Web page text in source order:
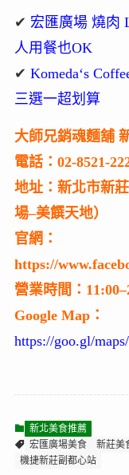
✔ 宏匯廣場 燒肉
人用餐也OK
✔ Komeda‘s
三選一超划算
大師兄銷魂麵舖
電話：02-8521-
地址：新北市新
場–美饌天地）
官網：
https://
營業時間：
Google Map：
https://goo.gl/
新北美食推薦
宏匯廣場美食
新莊美
機捷新莊副都心站